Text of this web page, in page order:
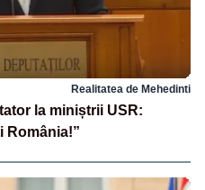
Realitatea de Mehedinti
la miniștrii USR:
România!”